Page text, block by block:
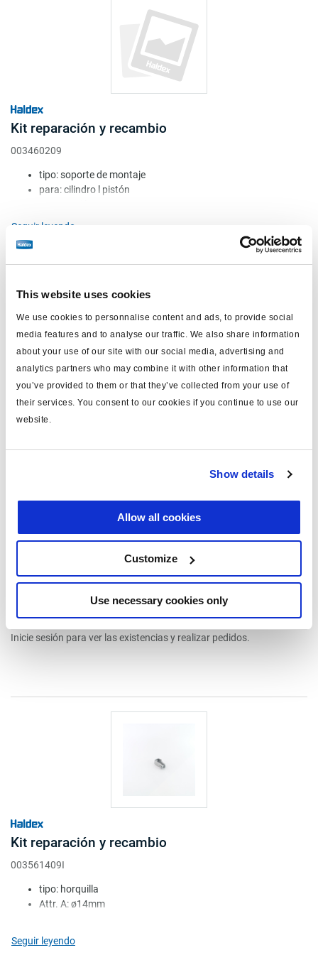
This website uses cookies
We use cookies to personnalise content and ads, to provide social
media features and to analyse our traffic. We also share information
about your use of our site with our social media, advertising and
analytics partners who may combine it with other information that
you’ve provided to them or that they’ve collected from your use of
their services. You consent to our cookies if you continue to use our
website.
Show details
Allow all cookies
Customize
Use necessary cookies only
Kit reparación y recambio
003460209
tipo: soporte de montaje
para: cilindro l pistón
Seguir leyendo
tipo: horquilla
Attr. C: cuello estándar
Seguir leyendo
€20,50
Inicie sesión para ver las existencias y realizar pedidos.
Kit reparación y recambio
003561409I
tipo: horquilla
Attr. A: ø14mm
peso (kg): 0.28
Seguir leyendo